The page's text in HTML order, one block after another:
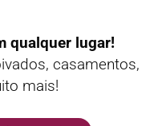
qualquer lugar!
casamentos,
mais!